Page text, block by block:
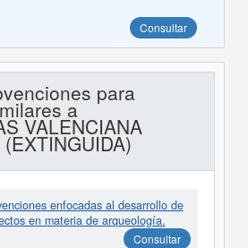
Consultar
para
a
VALENCIANA
enfocadas al desarrollo de
en materia de arqueología.
Consultar